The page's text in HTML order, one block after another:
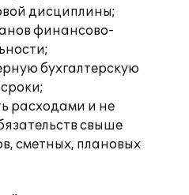
дисциплины;
финансово-
бухгалтерскую
расходами и не
свыше
сметных, плановых